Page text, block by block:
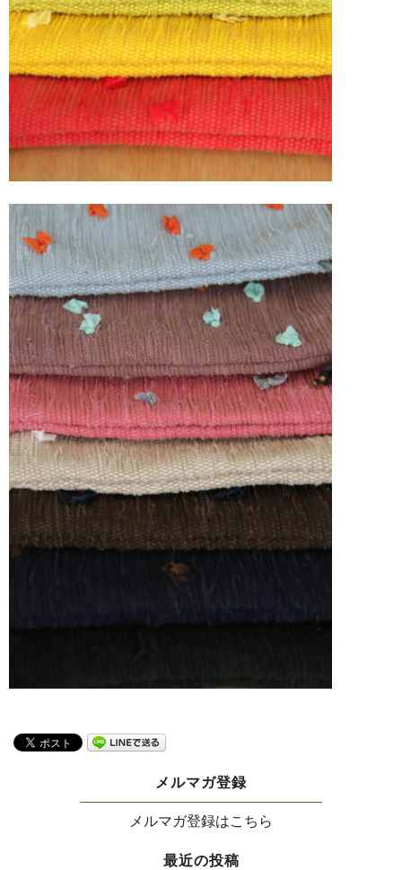
メルマガ登録
メルマガ登録はこちら
最近の投稿